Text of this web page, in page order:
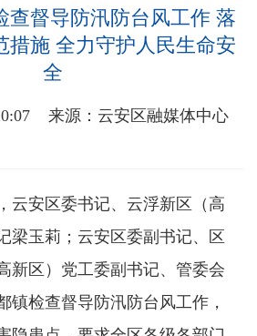
查督导防汛防台风工作 落
措施 全力守护人民生命安
全
来源：云安区融媒体中心
安区委书记、云浮新区（高
梁玉莉；云安区委副书记、区
新区）党工委副书记、管委会
镇检查督导防汛防台风工作，